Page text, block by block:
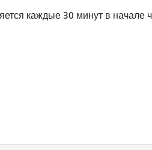
каждые 30 минут в начале